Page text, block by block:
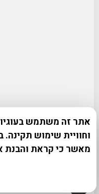
אתר זה משתמש
וחוויית שימוש תקינה.
מאשר כי קראת והבנת